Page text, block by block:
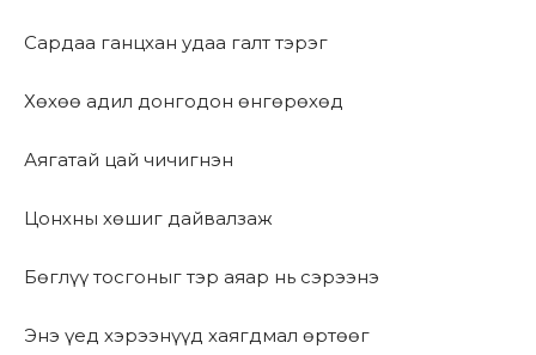
Сардаа ганцхан удаа галт тэрэг
Хөхөө адил донгодон өнгөрөхөд
Аягатай цай чичигнэн
Цонхны хөшиг дайвалзаж
Бөглүү тосгоныг тэр аяар нь сэрээнэ
Энэ үед хэрээнүүд хаягдмал өртөөг